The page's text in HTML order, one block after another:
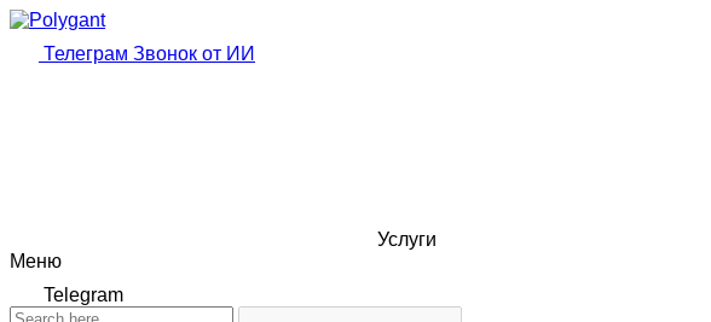
Телеграм Звонок от ИИ
Услуги
Меню
Telegram